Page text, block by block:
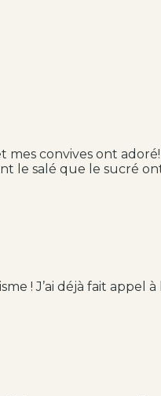
mes convives ont
le salé que le sucré
! J’ai déjà fait appel